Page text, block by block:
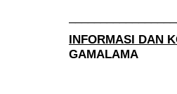
INFORMASI DAN
GAMALAMA